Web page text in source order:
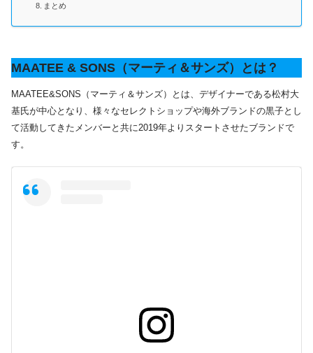
まとめ
MAATEE & SONS（マーティ＆サンズ）とは？
MAATEE&SONS（マーティ＆サンズ）とは、デザイナーである松村大
基氏が中心となり、様々なセレクトショップや海外ブランドの黒子とし
て活動してきたメンバーと共に2019年よりスタートさせたブランドで
す。